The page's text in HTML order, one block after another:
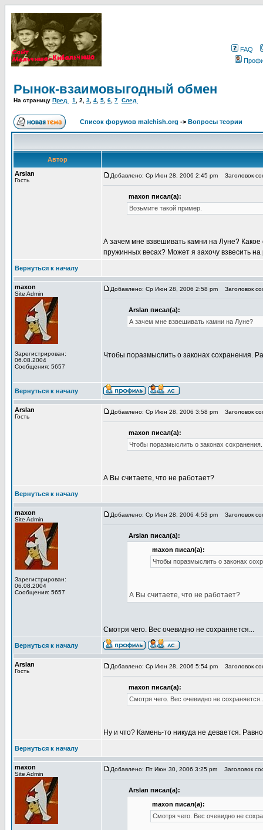
FAQ
Рынок-взаимовыгодный обмен
На страницу Пред. 1 2 3 4 5 6 7 След.
Список форумов malchish.org -> Вопросы теории
Автор
Arslan
Гость
Добавлено: Ср Июн 28, 2006 2:45 pm Заголовок
maxon писал(а):
Возьмите такой пример.
А зачем мне взвешивать камни на Луне?
пружинных весах? Может я захочу взвесить
Вернуться к началу
maxon
Site Admin
Зарегистрирован:
06.08.2004
Сообщения: 5657
Добавлено: Ср Июн 28, 2006 2:58 pm Заголовок
Arslan писал(а):
А зачем мне взвешивать камни на Луне?
Чтобы поразмыслить о законах сохранения.
Вернуться к началу
Arslan
Гость
Добавлено: Ср Июн 28, 2006 3:58 pm Заголовок
maxon писал(а):
Чтобы поразмыслить о законах
А Вы считаете, что не работает?
Вернуться к началу
maxon
Site Admin
Зарегистрирован:
06.08.2004
Сообщения: 5657
Добавлено: Ср Июн 28, 2006 4:53 pm Заголовок
Arslan писал(а):
maxon писал(а):
Чтобы поразмыслить о законах
А Вы считаете, что не работает?
Смотря чего. Вес очевидно не сохраняется...
Вернуться к началу
Arslan
Гость
Добавлено: Ср Июн 28, 2006 5:54 pm Заголовок
maxon писал(а):
Смотря чего. Вес очевидно не
Ну и что? Камень-то никуда не девается.
Вернуться к началу
maxon
Site Admin
Добавлено: Пт Июн 30, 2006 3:25 pm Заголовок
Arslan писал(а):
maxon писал(а):
Смотря чего. Вес очевидно не